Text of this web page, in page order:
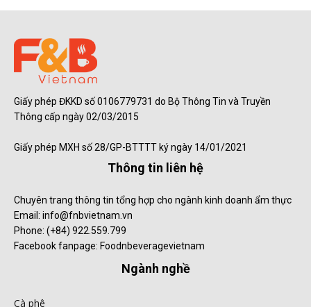
Giấy phép ĐKKD số 0106779731 do Bộ Thông Tin và Truyền
Thông cấp ngày 02/03/2015
Giấy phép MXH số 28/GP-BTTTT ký ngày 14/01/2021
Thông tin liên hệ
Chuyên trang thông tin tổng hợp cho ngành kinh doanh ẩm thực
Email: info@fnbvietnam.vn
Phone: (+84) 922.559.799
Facebook fanpage: Foodnbeveragevietnam
Ngành nghề
Cà phê